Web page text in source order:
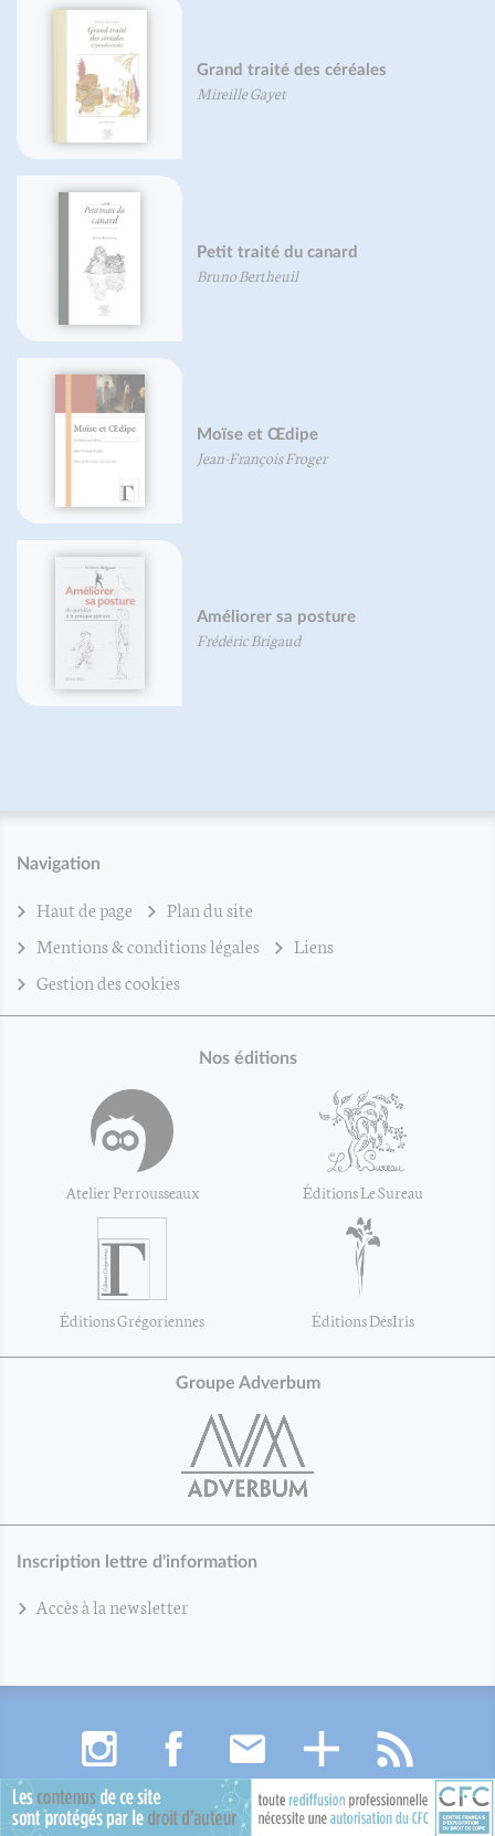
Oeufs, je vous aime…
Béatrice Vigot-Lagandré
Grand atlas d'anatomie humaine
Vigué-Martin
Grand traité du chocolat
Mireille Gayet
Maximin, Sidoine et Lazare dans la
Tradition de Provence
Brigitte Morelle
Navigation
Haut de page
Plan du site
Mentions & conditions légales
Liens
Gestion des cookies
Nos éditions
Atelier Perrousseaux Éditions Le Sureau
Éditions Grégoriennes Éditions DésIris
Groupe Adverbum
Inscription lettre d'information
Accès à la newsletter